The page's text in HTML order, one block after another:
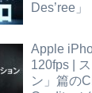
Des’ree」
Apple
120fps |
ン」篇の